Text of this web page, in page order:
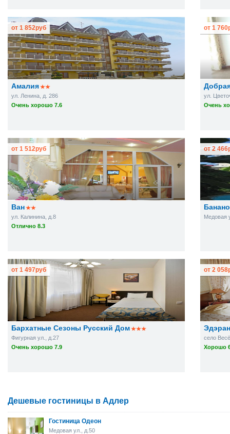
Амалия
ул. Ленина, д. 286
Очень хорошо 7.6
от 1 852руб
ул.
Очень
от 1 760
Ван
ул. Калинина, д.8
Отлично 8.3
от 1 512руб
Медовая
от 2 466
Бархатные Сезоны Русский Дом
Фигурная ул., д.27
Очень хорошо 7.9
от 1 497руб
Эдэран
село
Хорошо
от 2 058
Дешевые гостиницы в Адлер
Гостиница Одеон
Медовая ул., д.50